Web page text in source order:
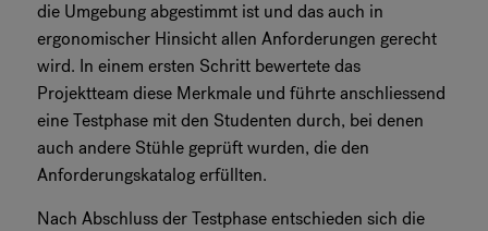
die Umgebung abgestimmt ist und das auch in
ergonomischer Hinsicht allen Anforderungen gerecht
wird. In einem ersten Schritt bewertete das
Projektteam diese Merkmale und führte anschliessend
eine Testphase mit den Studenten durch, bei denen
auch andere Stühle geprüft wurden, die den
Anforderungskatalog erfüllten.
Nach Abschluss der Testphase entschieden sich die